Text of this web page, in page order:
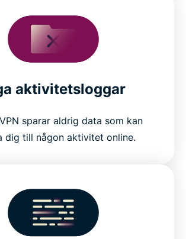
aktivitetsloggar
sparar aldrig data som kan
dig till någon aktivitet online.